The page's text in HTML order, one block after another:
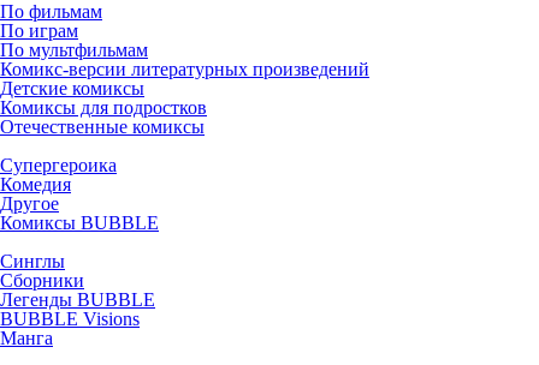
По фильмам
По играм
По мультфильмам
Комикс-версии литературных произведений
Детские комиксы
Комиксы для подростков
Отечественные комиксы
Супергероика
Комедия
Другое
Комиксы BUBBLE
Синглы
Сборники
Легенды BUBBLE
BUBBLE Visions
Манга